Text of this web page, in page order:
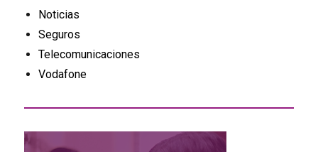
Noticias
Seguros
Telecomunicaciones
Vodafone